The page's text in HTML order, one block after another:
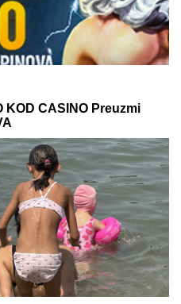
Darko Tanasijević
porodica u
sa vatrenom
MONSTRUMI"Aneli
i Mevlidu, on se
uživo - usledio
šta joj je poručio